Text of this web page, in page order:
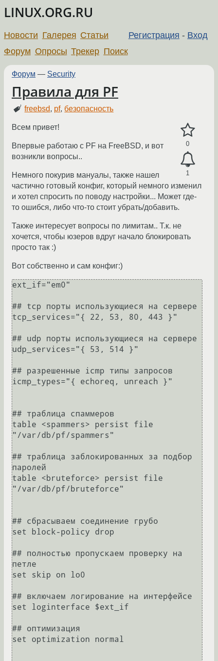
LINUX.ORG.RU
Регистрация - Вход
Новости Галерея Статьи
Форум Опросы Трекер Поиск
Форум — Security
Правила для PF
freebsd, pf, безопасность
0
1
Всем привет!
Впервые работаю с PF на FreeBSD, и вот
возникли вопросы..
Немного покурив мануалы, также нашел
частично готовый конфиг, который немного изменил
и хотел спросить по поводу настройки... Может где-
то ошибся, либо что-то стоит убрать/добавить.
Также интересует вопросы по лимитам.. Т.к. не
хочется, чтобы юзеров вдруг начало блокировать
просто так :)
Вот собственно и сам конфиг:)
ext_if="em0"
## tcp порты использующиеся на сервере
tcp_services="{ 22, 53, 80, 443 }"
## udp порты использующиеся на сервере
udp_services="{ 53, 514 }"
## разрешенные icmp типы запросов
icmp_types="{ echoreq, unreach }"
## траблица спаммеров
table <spammers> persist file
"/var/db/pf/spammers"
## траблица заблокированных за подбор
паролей
table <bruteforce> persist file
"/var/db/pf/bruteforce"
## сбрасываем соединение грубо
set block-policy drop
## полностью пропускаем проверку на
петле
set skip on lo0
## включаем логирование на интерфейсе
set loginterface $ext_if
## оптимизация
set optimization normal